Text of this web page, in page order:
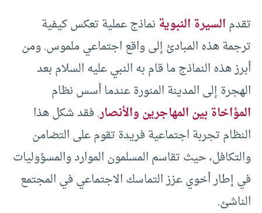
تقدمالسيرة النبويةنماذج عملية تعكس كيفية
ترجمة هذه المبادئ إلى واقع اجتماعي ملموس. ومن
أبرز هذه النماذج ما قام به النبي عليه السلام بعد
الهجرة إلى المدينة المنورة عندما أسس نظام
المؤاخاة بين المهاجرين والأنصار. فقد شكل هذا
النظام تجربة اجتماعية فريدة تقوم على التضامن
والتكافل، حيث تقاسم المسلمون الموارد والمسؤوليات
في إطار أخوي عزز التماسك الاجتماعي في المجتمع
الناشئ.